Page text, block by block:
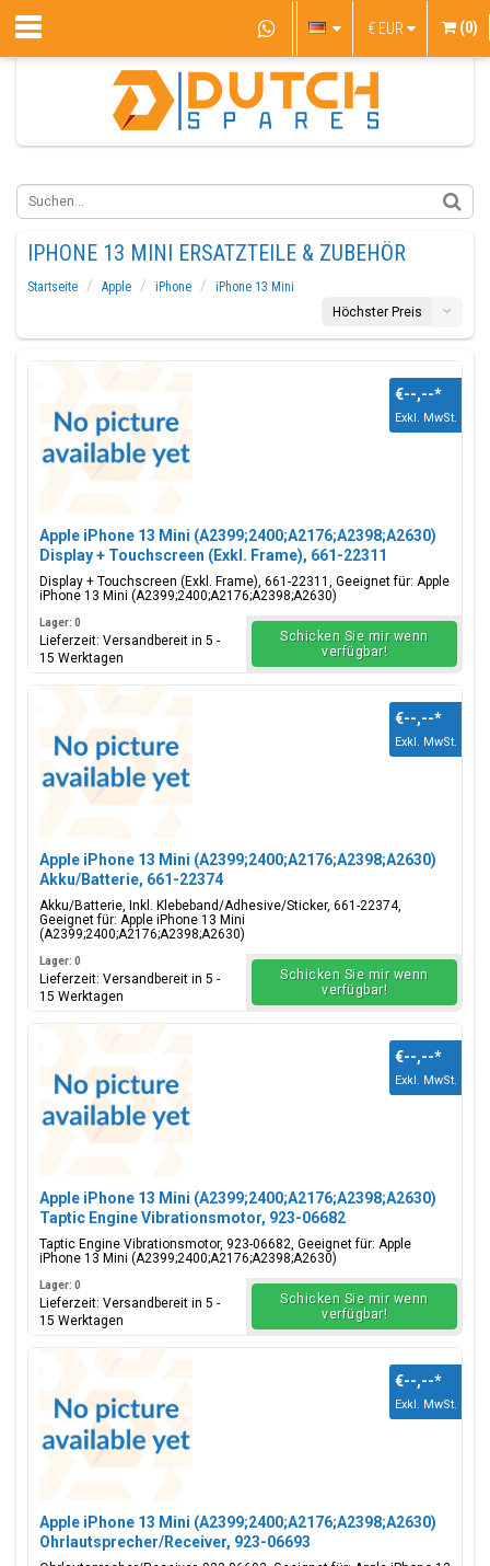
€ EUR (0)
IPHONE 13 MINI ERSATZTEILE & ZUBEHÖR
Startseite Apple iPhone
iPhone 13 Mini
Höchster Preis
Apple iPhone 13 Mini (A2399;2400;A2176;A2398;A2630)
Display + Touchscreen (Exkl. Frame), 661-22311
Display + Touchscreen (Exkl. Frame), 661-22311, Geeignet für: Apple
iPhone 13 Mini (A2399;2400;A2176;A2398;A2630)
€--,--*
Exkl. MwSt.
Lager: 0
Lieferzeit: Versandbereit in 5 -
15 Werktagen
Schicken Sie mir wenn
verfügbar!
Apple iPhone 13 Mini (A2399;2400;A2176;A2398;A2630)
Akku/Batterie, 661-22374
Akku/Batterie, Inkl. Klebeband/Adhesive/Sticker, 661-22374,
Geeignet für: Apple iPhone 13 Mini
(A2399;2400;A2176;A2398;A2630)
€--,--*
Exkl. MwSt.
Lager: 0
Lieferzeit: Versandbereit in 5 -
15 Werktagen
Schicken Sie mir wenn
verfügbar!
Apple iPhone 13 Mini (A2399;2400;A2176;A2398;A2630)
Taptic Engine Vibrationsmotor, 923-06682
Taptic Engine Vibrationsmotor, 923-06682, Geeignet für: Apple
iPhone 13 Mini (A2399;2400;A2176;A2398;A2630)
€--,--*
Exkl. MwSt.
Lager: 0
Lieferzeit: Versandbereit in 5 -
15 Werktagen
Schicken Sie mir wenn
verfügbar!
Apple iPhone 13 Mini (A2399;2400;A2176;A2398;A2630)
Ohrlautsprecher/Receiver, 923-06693
€--,--*
Exkl. MwSt.